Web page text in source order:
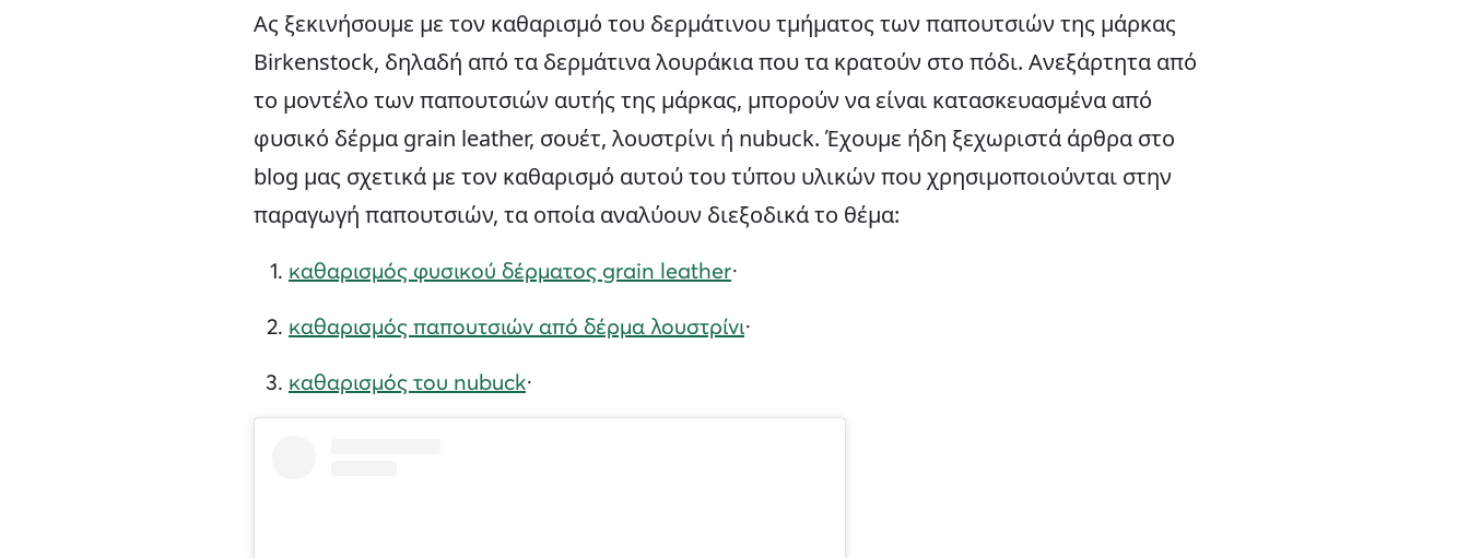
Ας ξεκινήσουμε με τον καθαρισμό του δερμάτινου τμήματος των παπουτσιών της μάρκας
Birkenstock, δηλαδή από τα δερμάτινα λουράκια που τα κρατούν στο πόδι. Ανεξάρτητα από
το μοντέλο των παπουτσιών αυτής της μάρκας, μπορούν να είναι κατασκευασμένα από
φυσικό δέρμα grain leather, σουέτ, λουστρίνι ή nubuck. Έχουμε ήδη ξεχωριστά άρθρα στο
blog μας σχετικά με τον καθαρισμό αυτού του τύπου υλικών που χρησιμοποιούνται στην
παραγωγή παπουτσιών, τα οποία αναλύουν διεξοδικά το θέμα:
καθαρισμός φυσικού δέρματος grain leather·
καθαρισμός παπουτσιών από δέρμα λουστρίνι·
καθαρισμός του nubuck·